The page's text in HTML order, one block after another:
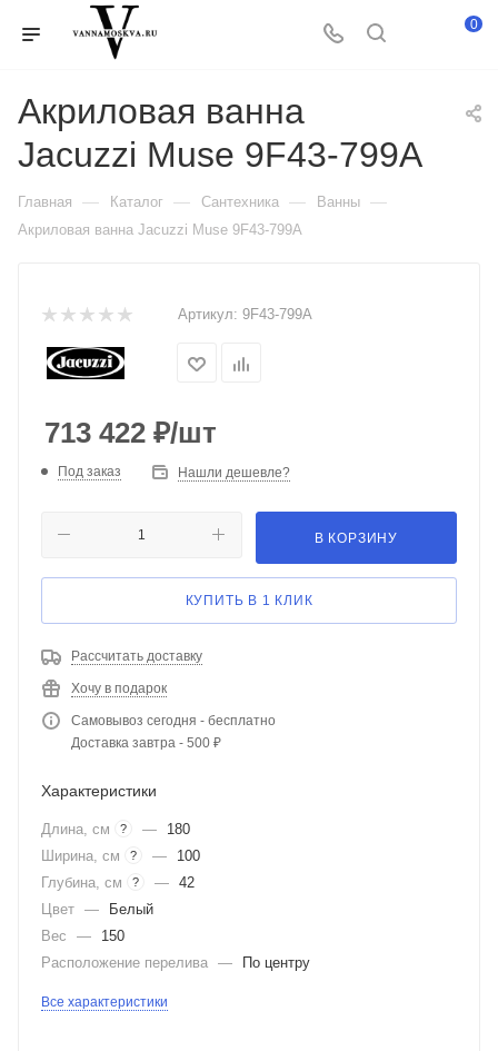
0
Акриловая ванна
Jacuzzi Muse 9F43-799A
Главная — Каталог — Сантехника — Ванны —
Акриловая ванна Jacuzzi Muse 9F43-799A
Артикул: 9F43-799A
713 422 ₽/шт
Под заказ Нашли дешевле?
В КОРЗИНУ
КУПИТЬ В 1 КЛИК
Рассчитать доставку
Хочу в подарок
Самовывоз сегодня - бесплатно
Доставка завтра - 500 ₽
Характеристики
Длина, см ? —
180
Ширина, см
? —
100
Глубина, см
? — 42
Цвет —
Белый
Вес
—
150
Расположение перелива — По центру
Все характеристики